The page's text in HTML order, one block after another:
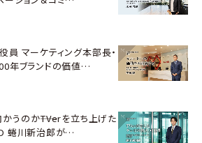
員 マーケティング本部長・
年ブランドの価値…
うのか――TVerを立ち上げた
蜷川新治郎が…